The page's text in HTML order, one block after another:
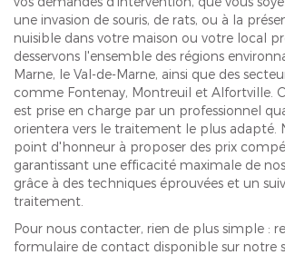
une invasion de souris, de rats, ou à la
nuisible dans votre maison ou votre local
desservons l'ensemble des régions
Marne, le Val-de-Marne, ainsi que des
comme Fontenay, Montreuil et Alfortville.
est prise en charge par un professionnel
orientera vers le traitement le plus adapté.
point d'honneur à proposer des prix
garantissant une efficacité maximale de
grâce à des techniques éprouvées et un
traitement.
Pour nous contacter, rien de plus simple :
formulaire de contact disponible sur notre